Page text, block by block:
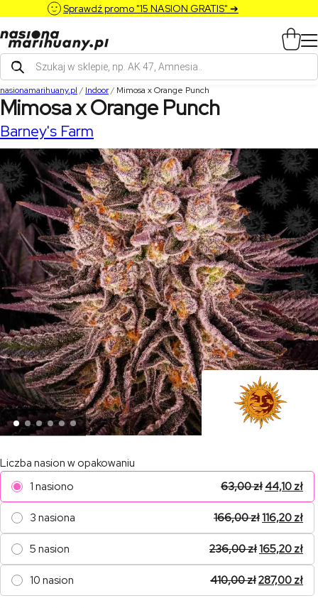
Sprawdź promo "15 NASION GRATIS" ➔
Wyszukiwarka
produktów
nasionamarihuany.pl / Indoor/ Mimosa x Orange Punch
Mimosa x Orange Punch
Barney's Farm
Liczba nasion w opakowaniu
1 nasiono
63,00zł44,10 zł
3 nasiona 166,00zł116,20 zł
5 nasion 236,00zł165,20 zł
10 nasion 410,00zł287,00 zł